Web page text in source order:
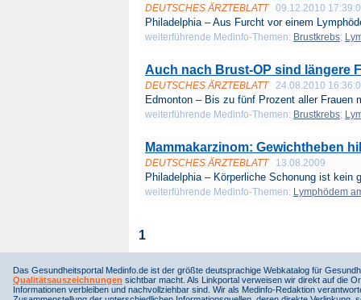
DEUTSCHES ÄRZTEBLATT 09.12.2010
Philadelphia – Aus Furcht vor einem
weiterführende Medinfo-Themen: Brustkrebs;
Auch nach Brust-OP sind längere
DEUTSCHES ÄRZTEBLATT 24.08.2010
Edmonton – Bis zu fünf Prozent aller Frauen
weiterführende Medinfo-Themen: Brustkrebs;
Mammakarzinom: Gewichtheben
DEUTSCHES ÄRZTEBLATT 13.08.2009
Philadelphia – Körperliche Schonung ist kein
weiterführende Medinfo-Themen: Lymphödem
1
Das Gesundheitsportal Medinfo.de ist der größte deutsprachige Webkatalog für
Qualitätsauszeichnungen sichtbar macht. Als Linkportal verweisen wir direkt auf die
Informationen verbleiben und nachvollziehbar sind. Wir als Medinfo-Redaktion